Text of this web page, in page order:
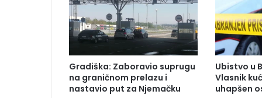
c
i
m
p
r
e
k
Gradiška: Zaboravio suprugu
na graničnom prelazu i
nastavio put za Njemačku
Ubistvo u
Vlasnik
uhapšen